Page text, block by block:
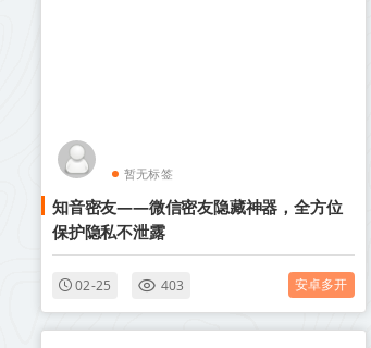
暂无标签
知音密友——微信密友隐藏神器，全方位
保护隐私不泄露
02-25 403 安卓多开